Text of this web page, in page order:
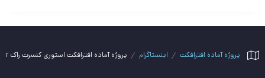
پروژه آماده افترافکت اینستاگرام پروژه آماده افترافکت استوری کنسرت راک Instagram Rock Music Flyer